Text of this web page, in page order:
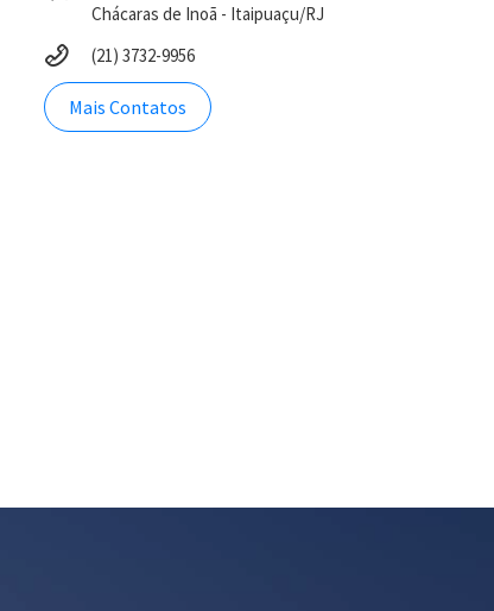
Chácaras de Inoã - Itaipuaçu/RJ
(21) 3732-9956
Mais Contatos